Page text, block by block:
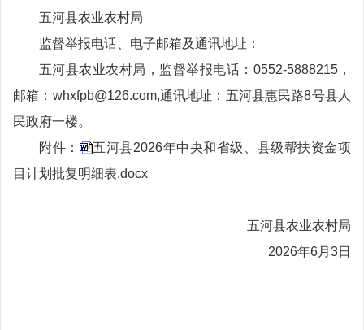
五河县农业农村局
监督举报电话、电子邮箱及通讯地址：
五河县农业农村局，监督举报电话：0552-5888215，
邮箱：whxfpb@126.com,通讯地址：五河县惠民路8号县人
民政府一楼。
附件：
五河县2026年中央和省级、县级帮扶资金项
目计划批复明细表.docx
五河县农业农村局
2026年6月3日